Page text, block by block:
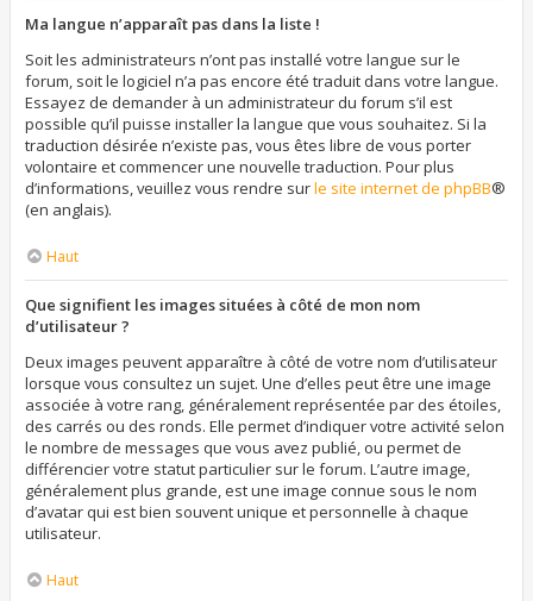
Ma langue n’apparaît pas dans la liste !
Soit les administrateurs n’ont pas installé votre langue sur le
forum, soit le logiciel n’a pas encore été traduit dans votre langue.
Essayez de demander à un administrateur du forum s’il est
possible qu’il puisse installer la langue que vous souhaitez. Si la
traduction désirée n’existe pas, vous êtes libre de vous porter
volontaire et commencer une nouvelle traduction. Pour plus
d’informations, veuillez vous rendre surle site internet de phpBB®
(en anglais).
Haut
Que signifient les images situées à côté de mon nom
d’utilisateur ?
Deux images peuvent apparaître à côté de votre nom d’utilisateur
lorsque vous consultez un sujet. Une d’elles peut être une image
associée à votre rang, généralement représentée par des étoiles,
des carrés ou des ronds. Elle permet d’indiquer votre activité selon
le nombre de messages que vous avez publié, ou permet de
différencier votre statut particulier sur le forum. L’autre image,
généralement plus grande, est une image connue sous le nom
d’avatar qui est bien souvent unique et personnelle à chaque
utilisateur.
Haut